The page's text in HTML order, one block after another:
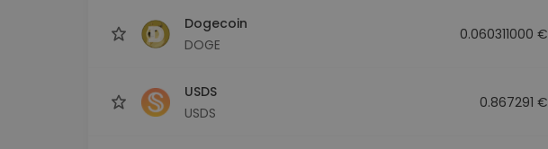
Dogecoin
DOGE
0.060311000 €
USDS
USDS
0.867291 €